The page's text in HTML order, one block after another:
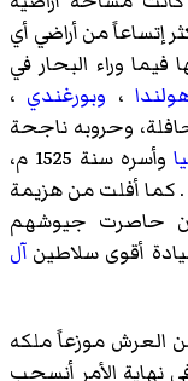
إتساعاً من أراضي أي
فيما وراء البحار في
، وبورغندي ،
وحروبه ناجحة
وأسره سنة 1525 م،
. كما أفلت من هزيمة
حاصرت جيوشهم
آل
العرش موزعاً ملكه
نهاية الأمر أنسحب